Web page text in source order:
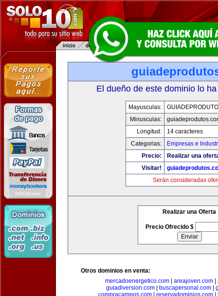
El dueño de este dominio lo
Mayusculas:
Minusculas:
Longitud:
14 caracteres
Categorias:
Empresas e
Precio:
Realizar una
Visitar!
Serán consideradas
Realizar una Oferta
Precio Ofrecido $
Otros dominios en venta:
mercadoenergetico.com| areajoven.com|
guiadiversion.com| buscapersonal.com|
compracampos.com| reservadominios.com|